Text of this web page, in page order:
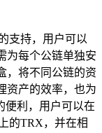
支持，用户可以
为每个公链单独安
，将不同公链的资
资产的效率，也为
便利，用户可以在
的TRX，并在相